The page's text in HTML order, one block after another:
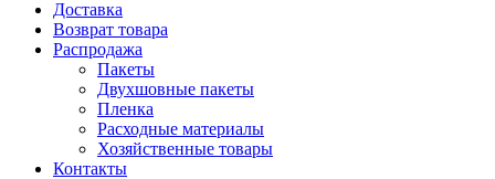
Доставка
Возврат товара
Распродажа
Пакеты
Двухшовные пакеты
Пленка
Расходные материалы
Хозяйственные товары
Контакты